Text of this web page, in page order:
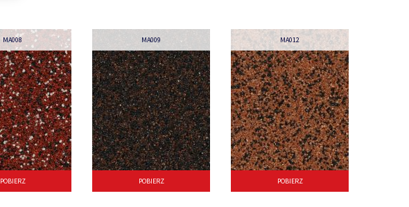
MA008
POBIERZ
MA009
POBIERZ
MA012
POBIERZ